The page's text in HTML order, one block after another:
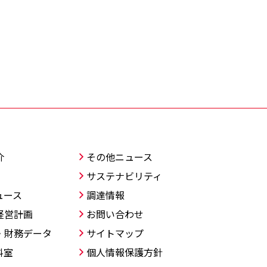
ース
営計画
財務データ
室
その他ニュース
サステナビリティ
調達情報
お問い合わせ
サイトマップ
個人情報保護方針